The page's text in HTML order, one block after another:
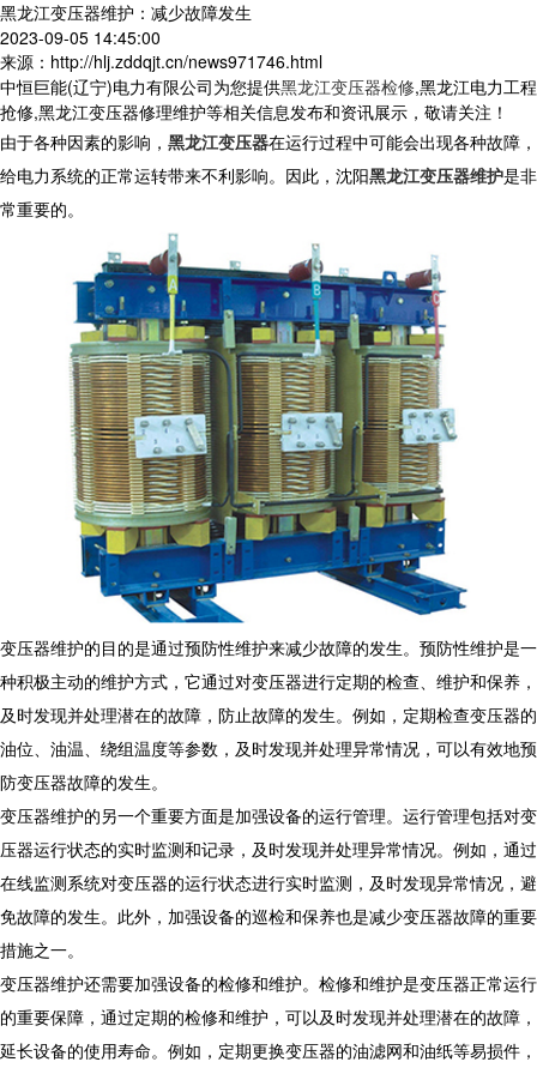
黑龙江变压器维护：减少故障发生
2023-09-05 14:45:00
来源：http://hlj.zddqjt.cn/news971746.html
中恒巨能(辽宁)电力有限公司为您提供黑龙江变压器检修,黑龙江电力工程
抢修,黑龙江变压器修理维护等相关信息发布和资讯展示，敬请关注！
由于各种因素的影响， 黑龙江变压器在运行过程中可能会出现各种故障，
给电力系统的正常运转带来不利影响。因此，沈阳黑龙江变压器维护是非
常重要的。
变压器维护的目的是通过预防性维护来减少故障的发生。预防性维护是一
种积极主动的维护方式，它通过对变压器进行定期的检查、维护和保养，
及时发现并处理潜在的故障，防止故障的发生。例如，定期检查变压器的
油位、油温、绕组温度等参数，及时发现并处理异常情况，可以有效地预
防变压器故障的发生。
变压器维护的另一个重要方面是加强设备的运行管理。运行管理包括对变
压器运行状态的实时监测和记录，及时发现并处理异常情况。例如，通过
在线监测系统对变压器的运行状态进行实时监测，及时发现异常情况，避
免故障的发生。此外，加强设备的巡检和保养也是减少变压器故障的重要
措施之一。
变压器维护还需要加强设备的检修和维护。检修和维护是变压器正常运行
的重要保障，通过定期的检修和维护，可以及时发现并处理潜在的故障，
延长设备的使用寿命。例如，定期更换变压器的油滤网和油纸等易损件，